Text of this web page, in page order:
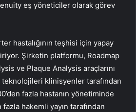
eş yöneticiler olarak görev
hastalığının teşhisi için yapay
Şirketin platformu, Roadmap
ve Plaque Analysis araçlarını
klinisyenler tarafından
fazla hastanın yönetiminde
fazla hakemli yayın tarafından